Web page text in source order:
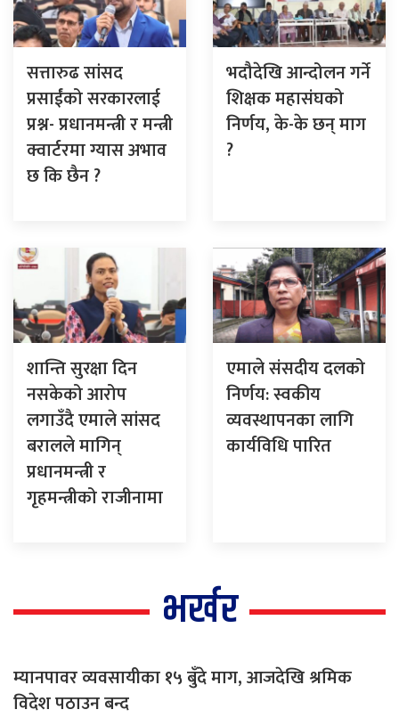
सत्तारुढ सांसद
प्रसाईंको सरकारलाई
प्रश्न- प्रधानमन्त्री र मन्त्री
क्वार्टरमा ग्यास अभाव
छ कि छैन ?
भदौदेखि आन्दोलन गर्ने
शिक्षक महासंघको
निर्णय, के-के छन् माग
?
शान्ति सुरक्षा दिन
नसकेको आरोप
लगाउँदै एमाले सांसद
बरालले मागिन्
प्रधानमन्त्री र
गृहमन्त्रीको राजीनामा
एमाले संसदीय दलको
निर्णय: स्वकीय
व्यवस्थापनका लागि
कार्यविधि पारित
भर्खर
म्यानपावर व्यवसायीका १५ बुँदे माग, आजदेखि श्रमिक
विदेश पठाउन बन्द